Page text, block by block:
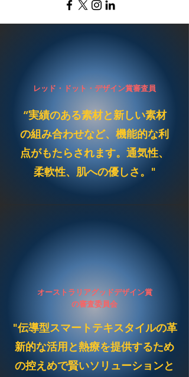
レッド・ドット・デザイン賞審査員
“実績のある素材と新しい素材
の組み合わせなど、機能的な利
点がもたらされます。通気性、
柔軟性、肌への優しさ。"
オーストラリアグッドデザイン賞
の審査委員会
"伝導型スマートテキスタイルの革
新的な活用と熱療を提供するため
の控えめで賢いソリューションと